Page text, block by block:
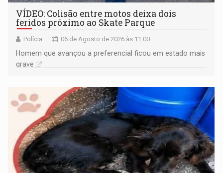
VÍDEO: Colisão entre motos deixa dois
feridos próximo ao Skate Parque
Polícia 06 de Agosto de 2026 às 11:00
Homem que avançou a preferencial ficou em estado mais
grave